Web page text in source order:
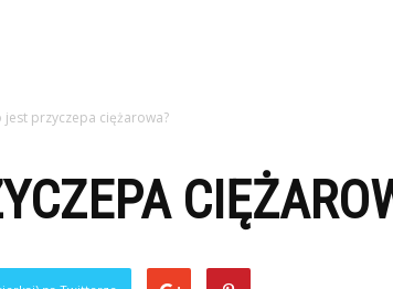
jest przyczepa ciężarowa?